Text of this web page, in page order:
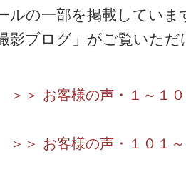
ルの一部を掲載していま
影ブログ」がご覧いただ
＞＞ お客様の声・１～１
＞＞ お客様の声・１０１